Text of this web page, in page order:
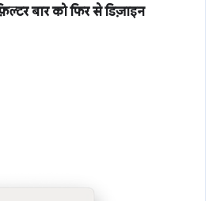
बार को फिर से डिज़ाइन